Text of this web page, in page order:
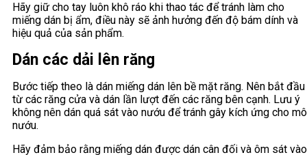
Hãy giữ cho tay luôn khô ráo khi thao tác để tránh làm cho
miếng dán bị ẩm, điều này sẽ ảnh hưởng đến độ bám dính và
hiệu quả của sản phẩm.
Dán các dải lên răng
Bước tiếp theo là dán miếng dán lên bề mặt răng. Nên bắt đầu
từ các răng cửa và dán lần lượt đến các răng bên cạnh. Lưu ý
không nên dán quá sát vào nướu để tránh gây kích ứng cho mô
nướu.
Hãy đảm bảo rằng miếng dán được dán cân đối và ôm sát vào